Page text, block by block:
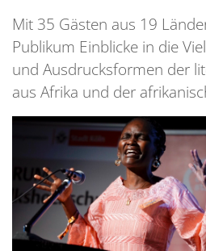
Mit 35 Gästen aus 19
Publikum Einblicke in die
und Ausdrucksformen der
aus Afrika und der